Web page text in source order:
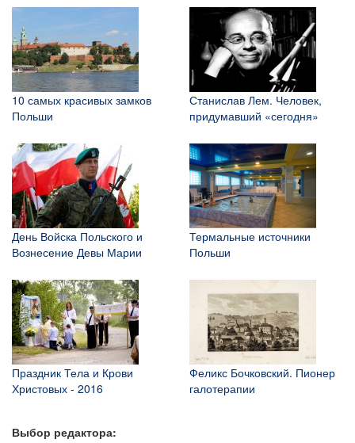
10 самых красивых замков
Польши
Станислав Лем. Человек,
придумавший «сегодня»
День Войска Польского и
Вознесение Девы Марии
Термальные источники
Польши
Праздник Тела и Крови
Христовых - 2016
Феликс Бочковский. Пионер
галотерапии
Выбор редактора: